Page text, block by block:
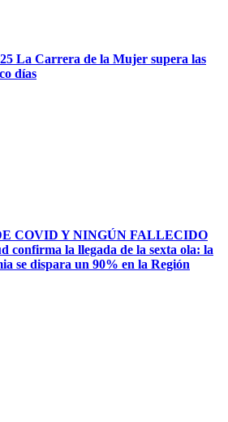
La Carrera de la Mujer supera las
días
COVID Y NINGÚN FALLECIDO
confirma la llegada de la sexta ola: la
se dispara un 90% en la Región